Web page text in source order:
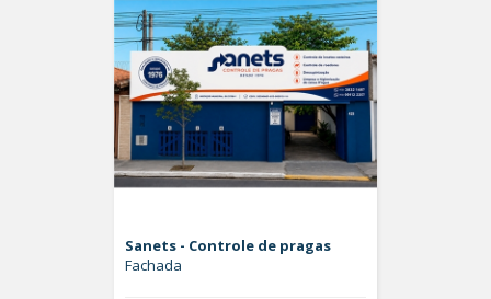
Sanets - Controle de pragas
Fachada